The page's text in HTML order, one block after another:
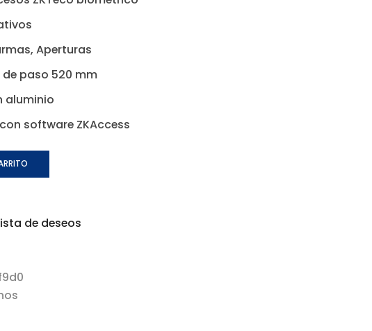
Aperturas
de paso 520 mm
aluminio
software ZKAccess
de deseos